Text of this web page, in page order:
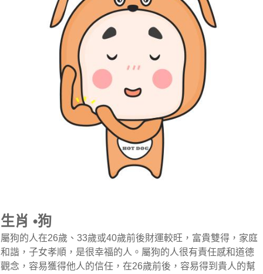
生肖 •狗
屬狗的人在26歲、33歲或40歲前後財運較旺，富貴雙得，家庭
和諧，子女孝順，是很幸福的人。屬狗的人很有責任感和道德
觀念，容易獲得他人的信任，在26歲前後，容易得到貴人的幫